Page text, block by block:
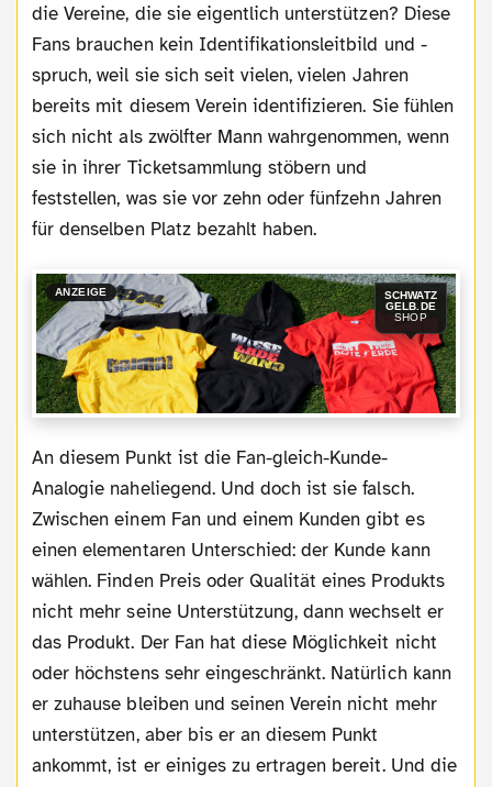
die Vereine, die sie eigentlich unterstützen? Diese
Fans brauchen kein Identifikationsleitbild und -
spruch, weil sie sich seit vielen, vielen Jahren
bereits mit diesem Verein identifizieren. Sie fühlen
sich nicht als zwölfter Mann wahrgenommen, wenn
sie in ihrer Ticketsammlung stöbern und
feststellen, was sie vor zehn oder fünfzehn Jahren
für denselben Platz bezahlt haben.
ANZEIGE
SCHWATZ
GELB.DE
SHOP
An diesem Punkt ist die Fan-gleich-Kunde-
Analogie naheliegend. Und doch ist sie falsch.
Zwischen einem Fan und einem Kunden gibt es
einen elementaren Unterschied: der Kunde kann
wählen. Finden Preis oder Qualität eines Produkts
nicht mehr seine Unterstützung, dann wechselt er
das Produkt. Der Fan hat diese Möglichkeit nicht
oder höchstens sehr eingeschränkt. Natürlich kann
er zuhause bleiben und seinen Verein nicht mehr
unterstützen, aber bis er an diesem Punkt
ankommt, ist er einiges zu ertragen bereit. Und die